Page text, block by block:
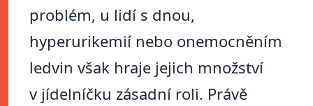
problém, u lidí s dnou,
hyperurikemií nebo onemocněním
ledvin však hraje jejich množství
v jídelníčku zásadní roli. Právě